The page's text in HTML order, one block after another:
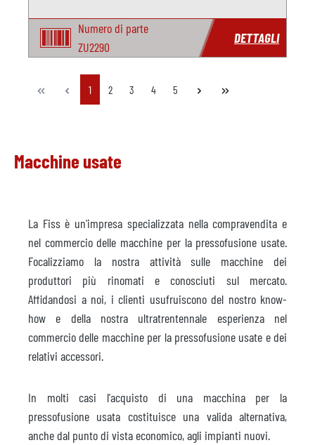
Numero di parte
ZU2290
DETTAGLI
Pagina
1 Pagina
2 Pagina
3 Pagina
4 Pagina
5
Macchine usate
La Fiss è un'impresa specializzata nella compravendita e
nel commercio delle macchine per la pressofusione usate.
Focalizziamo la nostra attività sulle macchine dei
produttori più rinomati e conosciuti sul mercato.
Affidandosi a noi, i clienti usufruiscono del nostro know-
how e della nostra ultratrentennale esperienza nel
commercio delle macchine per la pressofusione usate e dei
relativi accessori.
In molti casi l'acquisto di una macchina per la
pressofusione usata costituisce una valida alternativa,
anche dal punto di vista economico, agli impianti nuovi.